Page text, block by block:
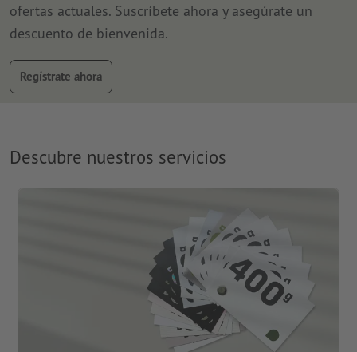
ofertas actuales. Suscríbete ahora y asegúrate un
descuento de bienvenida.
Regístrate ahora
Descubre nuestros servicios